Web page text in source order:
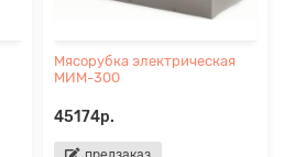
Мясорубка электрическая
МИМ-300
45174р.